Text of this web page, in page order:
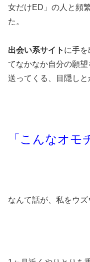
女だけED」の人と頻
た。
出会い系サイト に手を
てなかなか自分の願
送ってくる、目隠し
「こんなオモ
なんて話が、私をウ